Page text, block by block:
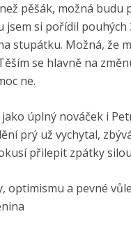
pěšák, možná
jsem si pořídil
stupátku. Možná, že
se hlavně na
ne.
úplný nováček i
prý už vychytal,
přilepit zpátky
optimismu a pevné